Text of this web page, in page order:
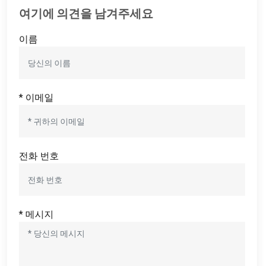
여기에 의견을 남겨주세요
이름
* 이메일
전화 번호
* 메시지